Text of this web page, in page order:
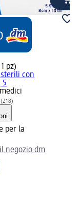
pz)
con
5
(218)
per la
negozio dm